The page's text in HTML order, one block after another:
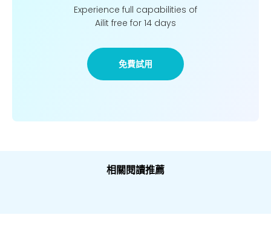
Experience full capabilities of
Ailit free for 14 days
免費試用
相關閱讀推薦